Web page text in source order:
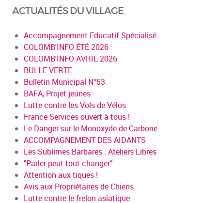
ACTUALITÉS DU VILLAGE
Accompagnement Educatif Spécialisé
COLOMB'INFO ÉTÉ 2026
COLOMB'INFO AVRIL 2026
BULLE VERTE
Bulletin Municipal N°53
BAFA, Projet jeunes
Lutte contre les Vols de Vélos
France Services ouvert à tous !
Le Danger sur le Monoxyde de Carbone
ACCOMPAGNEMENT DES AIDANTS
Les Sublimes Barbares : Ateliers Libres
"Parler peut tout changer"
Attention aux tiques !
Avis aux Propriétaires de Chiens
Lutte contre le frelon asiatique